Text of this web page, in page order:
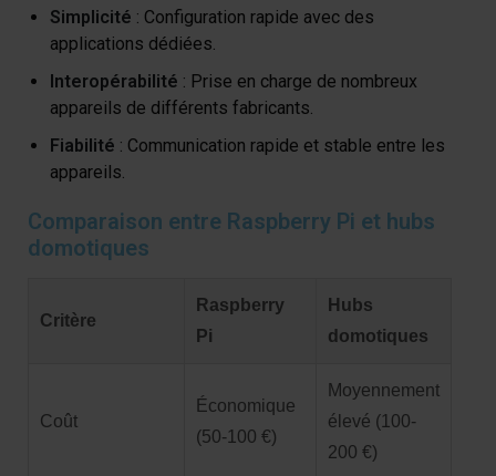
Simplicité : Configuration rapide avec des
applications dédiées.
Interopérabilité : Prise en charge de nombreux
appareils de différents fabricants.
Fiabilité : Communication rapide et stable entre les
appareils.
Comparaison entre Raspberry Pi et hubs
domotiques
Critère
Raspberry
Pi
Hubs
domotiques
Coût
Économique
(50-100 €)
Moyennement
élevé (100-
200 €)